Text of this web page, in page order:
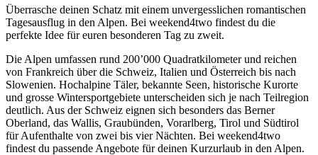
Überrasche deinen Schatz mit einem unvergesslichen romantischen
Tagesausflug in den Alpen. Bei weekend4two findest du die
perfekte Idee für euren besonderen Tag zu zweit.
Die Alpen umfassen rund 200’000 Quadratkilometer und reichen
von Frankreich über die Schweiz, Italien und Österreich bis nach
Slowenien. Hochalpine Täler, bekannte Seen, historische Kurorte
und grosse Wintersportgebiete unterscheiden sich je nach Teilregion
deutlich. Aus der Schweiz eignen sich besonders das Berner
Oberland, das Wallis, Graubünden, Vorarlberg, Tirol und Südtirol
für Aufenthalte von zwei bis vier Nächten. Bei weekend4two
findest du passende Angebote für deinen Kurzurlaub in den Alpen.